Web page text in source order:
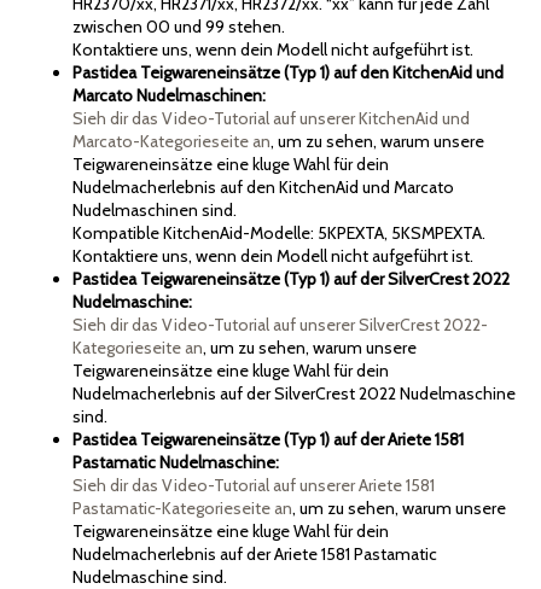
zwischen 00 und 99 stehen.
Kontaktiere uns, wenn dein Modell nicht aufgeführt ist.
Pastidea Teigwareneinsätze (Typ 1) auf den KitchenAid und
Marcato Nudelmaschinen:
Sieh dir das Video-Tutorial auf unserer KitchenAid und
Marcato-Kategorieseite an, um zu sehen, warum unsere
Teigwareneinsätze eine kluge Wahl für dein
Nudelmacherlebnis auf den KitchenAid und Marcato
Nudelmaschinen sind.
Kompatible KitchenAid-Modelle: 5KPEXTA, 5KSMPEXTA.
Kontaktiere uns, wenn dein Modell nicht aufgeführt ist.
Pastidea Teigwareneinsätze (Typ 1) auf der SilverCrest 2022
Nudelmaschine:
Sieh dir das Video-Tutorial auf unserer SilverCrest 2022-
Kategorieseite an, um zu sehen, warum unsere
Teigwareneinsätze eine kluge Wahl für dein
Nudelmacherlebnis auf der SilverCrest 2022 Nudelmaschine
sind.
Pastidea Teigwareneinsätze (Typ 1) auf der Ariete 1581
Pastamatic Nudelmaschine:
Sieh dir das Video-Tutorial auf unserer Ariete 1581
Pastamatic-Kategorieseite an, um zu sehen, warum unsere
Teigwareneinsätze eine kluge Wahl für dein
Nudelmacherlebnis auf der Ariete 1581 Pastamatic
Nudelmaschine sind.